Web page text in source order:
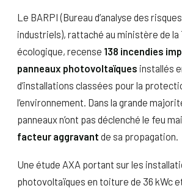
Le BARPI (Bureau d’analyse des
industriels), rattaché au ministère de la
écologique, recense 138 incendies
panneaux photovoltaïques installés
d’installations classées pour la
l’environnement. Dans la grande
panneaux n’ont pas déclenché le feu
facteur aggravant de sa propagation.
Une étude AXA portant sur les
photovoltaïques en toiture de 36 kWc